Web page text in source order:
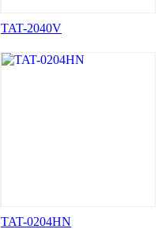
TAT-2040V
TAT-0204HN